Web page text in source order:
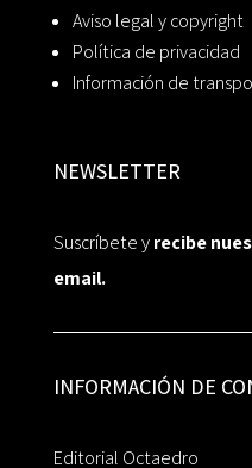
Aviso legal y copyright
Política de privacidad
Información de
NEWSLETTER
Suscríbete yrecibe
email.
INFORMACIÓN DE
Editorial Octaedro